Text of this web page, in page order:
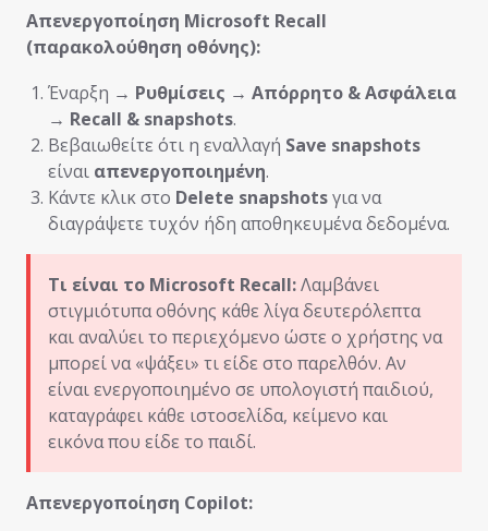
Απενεργοποίηση Microsoft Recall
(παρακολούθηση οθόνης):
Έναρξη → Ρυθμίσεις → Απόρρητο & Ασφάλεια
→ Recall & snapshots.
Βεβαιωθείτε ότι η εναλλαγή Save snapshots
είναι απενεργοποιημένη.
Κάντε κλικ στο Delete snapshotsγια να
διαγράψετε τυχόν ήδη αποθηκευμένα δεδομένα.
Τι είναι το Microsoft Recall:Λαμβάνει
στιγμιότυπα οθόνης κάθε λίγα δευτερόλεπτα
και αναλύει το περιεχόμενο ώστε ο χρήστης να
μπορεί να «ψάξει» τι είδε στο παρελθόν. Αν
είναι ενεργοποιημένο σε υπολογιστή παιδιού,
καταγράφει κάθε ιστοσελίδα, κείμενο και
εικόνα που είδε το παιδί.
Απενεργοποίηση Copilot: